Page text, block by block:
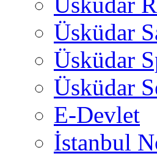
Üsküdar
Üsküdar
Üsküdar
E-Devlet
İstanbul